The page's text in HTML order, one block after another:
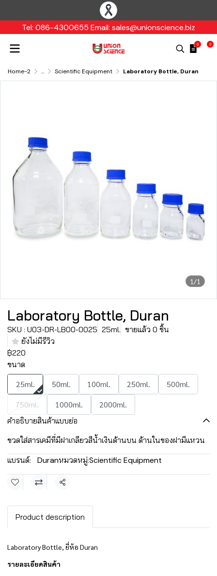
Tel: 086-4300655 Email: sales@unionscience.biz
0 0
Home-2 ... Scientific Equipment Laboratory Bottle, Duran
1/1
Laboratory Bottle, Duran
SKU : U03-DR-LB00-0025 25ml. ขายแล้ว 0 ชิ้น
ยังไม่มีรีวิว
฿220
ขนาด
25ml. 50ml. 100ml. 250ml.
500ml.
750ml.
1000ml. 2000ml.
คำอธิบายสินค้าแบบย่อ
ขวดใส่สารเคมีที่มีฝาเกลียวสีน้ำเงินด้านบน ด้านในของฝามีแหวน
แบรนด์: Duranหมวดหมู่:Scientific Equipment
แชร์
Product description
Laboratory Bottle, ยี่ห้อ Duran
รายละเอียดสินค้า